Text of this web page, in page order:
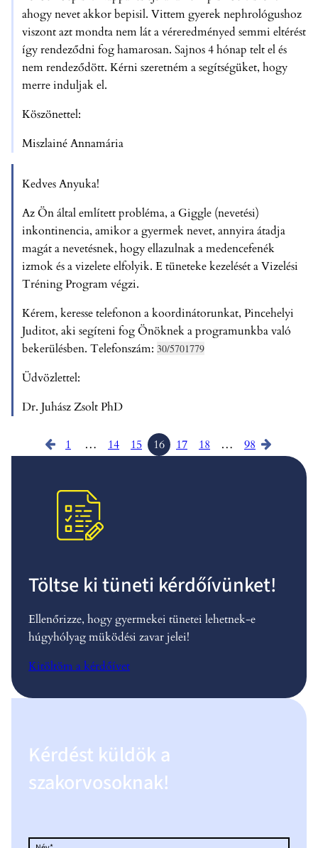
ahogy nevet akkor bepisil. Vittem gyerek nephrológushoz
viszont azt mondta nem lát a véreredményed semmi eltérést
így rendeződni fog hamarosan. Sajnos 4 hónap telt el és
nem rendeződött. Kérni szeretném a segítségüket, hogy
merre induljak el.
Köszönettel:
Miszlainé Annamária
Kedves Anyuka!
Az Ön által említett probléma, a Giggle (nevetési)
inkontinencia, amikor a gyermek nevet, annyira átadja
magát a nevetésnek, hogy ellazulnak a medencefenék
izmok és a vizelete elfolyik. E tüneteke kezelését a Vizelési
Tréning Program végzi.
Kérem, keresse telefonon a koordinátorunkat, Pincehelyi
Juditot, aki segíteni fog Önöknek a programunkba való
bekerülésben. Telefonszám: 30/5701779
Üdvözlettel:
Dr. Juhász Zsolt PhD
1 … 14 15 16 17 18 … 98
Töltse ki tüneti kérdőívünket!
Ellenőrizze, hogy gyermekei tünetei lehetnek-e
húgyhólyag müködési zavar jelei!
Kitöltöm a kérdőívet
Kérdést küldök a
szakorvosoknak!